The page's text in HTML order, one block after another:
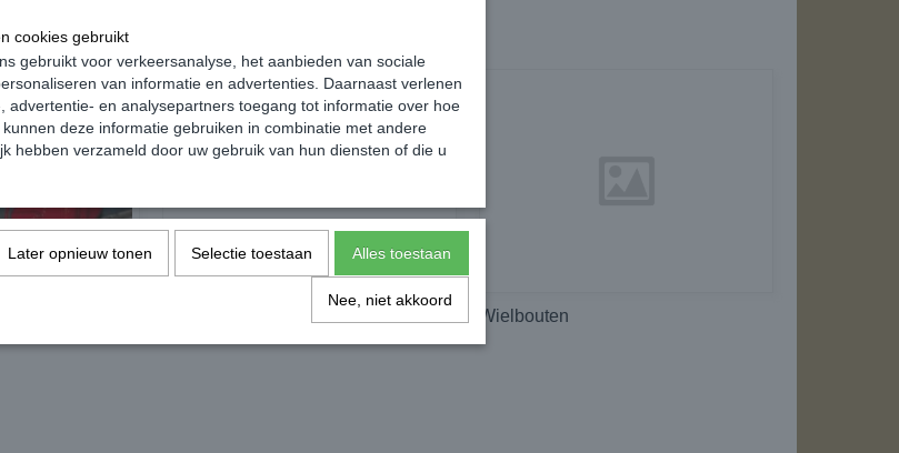
Wielbouten
cookies gebruikt
gebruikt voor verkeersanalyse, het aanbieden van sociale
van informatie en advertenties. Daarnaast verlenen
advertentie- en analysepartners toegang tot informatie over hoe
deze informatie gebruiken in combinatie met andere
hebben verzameld door uw gebruik van hun diensten of die u
Later opnieuw tonen Selectie toestaan Alles toestaan
Nee, niet akkoord